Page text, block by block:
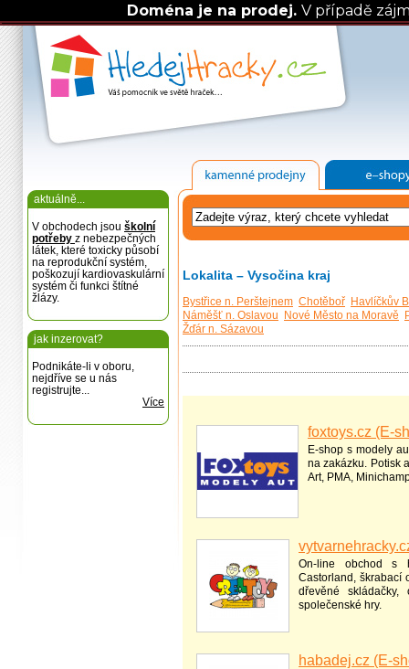
Doména je na prodej.V případě
aktuálně...
V obchodech jsou školní
potřeby z nebezpečných
látek, které toxicky působí
na reprodukční systém,
poškozují kardiovaskulární
systém či funkci štítné
žlázy.
jak inzerovat?
Podnikáte-li v oboru,
nejdříve se u nás
registrujte...
Více
Lokalita – Vysočina kraj
Bystřice n. Perštejnem Chotěboř Havlíčkův
Náměšť n. Oslavou
Nové Město na Moravě
Žďár n. Sázavou
foxtoys.cz (E-
E-shop s modely
na zakázku. Potisk
Art, PMA,
On-line obchod s
Castorland, škrabací
dřevěné skládačky,
společenské hry.
habadej.cz (E-